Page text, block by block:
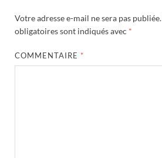
Votre adresse e-mail ne sera pas publiée.
obligatoires sont indiqués avec *
COMMENTAIRE *